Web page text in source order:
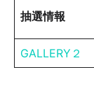
抽選情報
GALLERY２